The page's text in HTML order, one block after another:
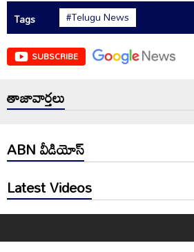
Tags
#Telugu News
SUBSCRIBE
తాజావార్తలు
ABN వీడియోస్
Latest Videos